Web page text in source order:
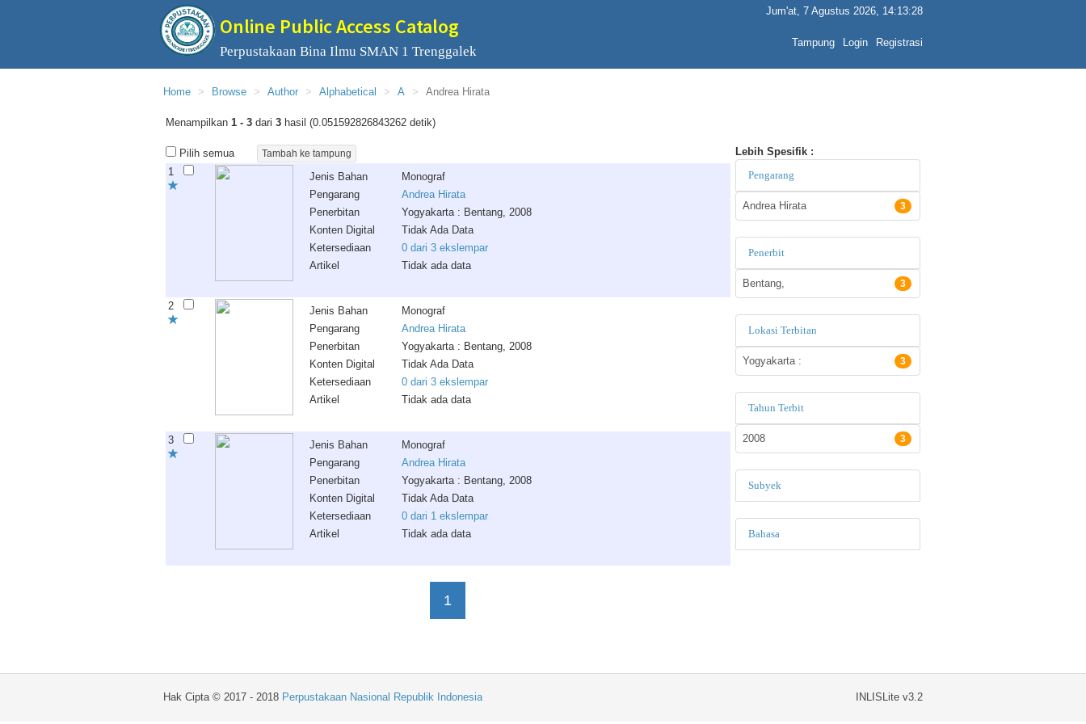
Online Public Access Catalog
Perpustakaan Bina Ilmu SMAN 1 Trenggalek
Jum'at, 7 Agustus 2026, 14:13:28
Tampung Login Registrasi
Home Browse Author Alphabetical A Andrea Hirata
Menampilkan 1 - 3 dari 3 hasil (0.051592826843262 detik)
Pilih semua
1
Jenis Bahan
Monograf
Pengarang
Andrea Hirata
Penerbitan
Yogyakarta : Bentang, 2008
Konten Digital
Tidak Ada Data
Ketersediaan
0 dari 3 ekslempar
Artikel
Tidak ada data
2 Jenis Bahan
Monograf
Pengarang
Andrea Hirata
Penerbitan
Yogyakarta : Bentang, 2008
Konten Digital
Tidak Ada Data
Ketersediaan
0 dari 3 ekslempar
Artikel
Tidak ada data
3 Jenis Bahan
Monograf
Pengarang
Andrea Hirata
Penerbitan
Yogyakarta : Bentang, 2008
Konten Digital
Tidak Ada Data
Ketersediaan
0 dari 1 ekslempar
Artikel
Tidak ada data
1
Lebih Spesifik :
Pengarang
Andrea Hirata 3
Penerbit
Bentang, 3
Lokasi Terbitan
Yogyakarta : 3
Tahun Terbit
2008 3
Subyek
Bahasa
INLISLite v3.2
Hak Cipta © 2017 - 2018 Perpustakaan Nasional Republik Indonesia